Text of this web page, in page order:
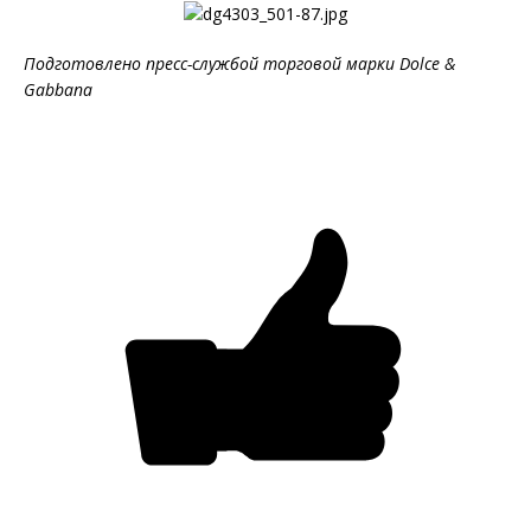
Подготовлено пресс-службой торговой марки Dolce &
Gabbana